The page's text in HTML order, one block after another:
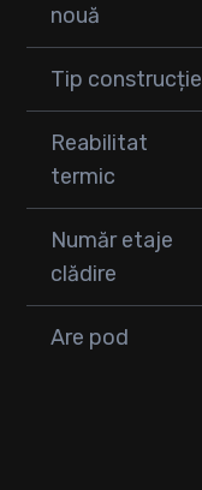
nouă
Tip construcție
Reabilitat
termic
Număr etaje
clădire
Are pod